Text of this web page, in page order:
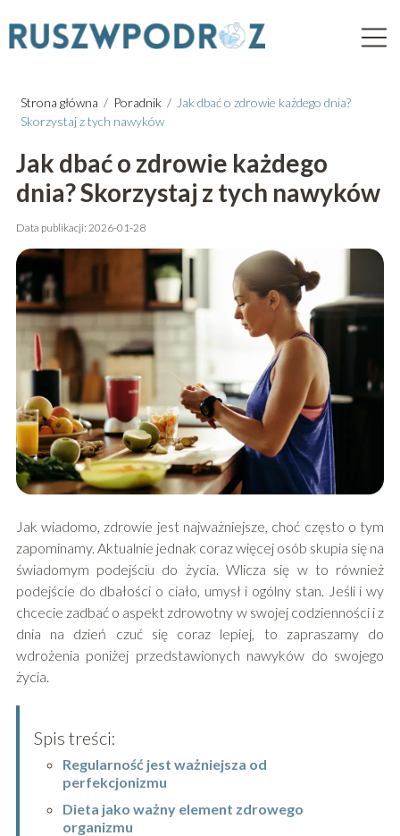
Strona główna / Poradnik / Jak dbać o zdrowie każdego dnia?
Skorzystaj z tych nawyków
Jak dbać o zdrowie każdego
dnia? Skorzystaj z tych nawyków
Data publikacji: 2026-01-28
Jak wiadomo, zdrowie jest najważniejsze, choć często o tym
zapominamy. Aktualnie jednak coraz więcej osób skupia się na
świadomym podejściu do życia. Wlicza się w to również
podejście do dbałości o ciało, umysł i ogólny stan. Jeśli i wy
chcecie zadbać o aspekt zdrowotny w swojej codzienności i z
dnia na dzień czuć się coraz lepiej, to zapraszamy do
wdrożenia poniżej przedstawionych nawyków do swojego
życia.
Spis treści:
Regularność jest ważniejsza od
perfekcjonizmu
Dieta jako ważny element zdrowego
organizmu